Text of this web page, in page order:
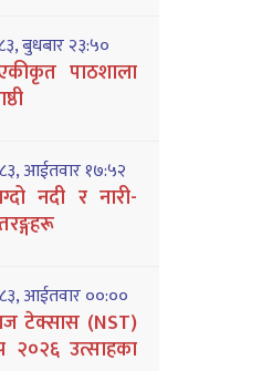
बुधबार २३:५०
पाठशाला
आईतवार १७:५२
नदी र नारी-
आईतवार ००:००
टेक्सास (NST)
२०२६ उत्साहका